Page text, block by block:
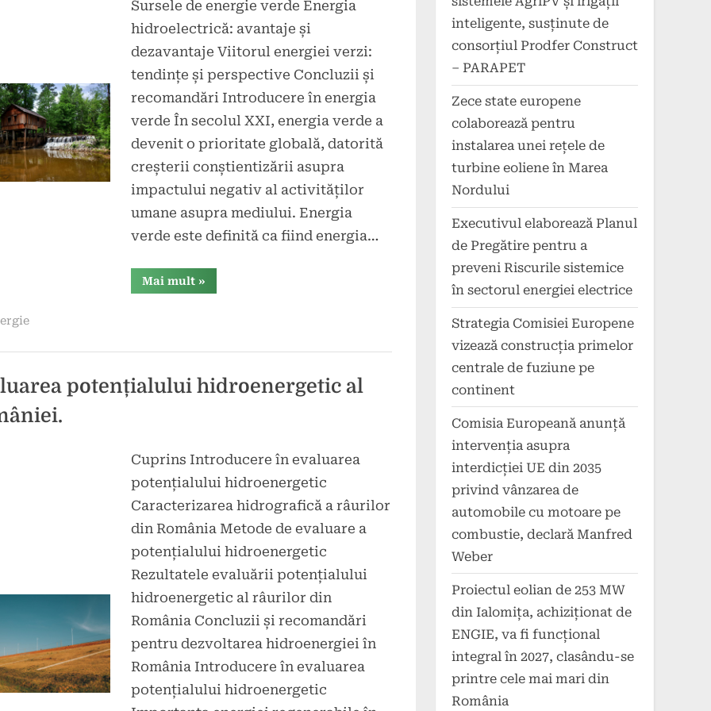
energia
verde
a
zilei
de
Sursele de energie verde Energia
hidroelectrică: avantaje și
dezavantaje Viitorul energiei verzi:
tendințe și perspective Concluzii și
recomandări Introducere în energia
verde În secolul XXI, energia verde a
devenit o prioritate globală, datorită
creșterii conștientizării asupra
impactului negativ al activităților
umane asupra mediului. Energia
verde este definită ca fiind energia…
Mai mult“Viitorul
este
»
potențialului hidroenergetic al
Cuprins Introducere în evaluarea
potențialului hidroenergetic
Caracterizarea hidrografică a râurilor
din România Metode de evaluare a
potențialului hidroenergetic
Rezultatele evaluării potențialului
hidroenergetic al râurilor din
România Concluzii și recomandări
pentru dezvoltarea hidroenergiei în
România Introducere în evaluarea
potențialului hidroenergetic
inteligente, susținute de
consorțiul Prodfer Construct
– PARAPET
Zece state europene
colaborează pentru
instalarea unei rețele de
turbine eoliene în Marea
Nordului
Executivul elaborează Planul
de Pregătire pentru a
preveni Riscurile sistemice
în sectorul energiei electrice
Strategia Comisiei Europene
vizează construcția primelor
centrale de fuziune pe
continent
Comisia Europeană anunță
intervenția asupra
interdicției UE din 2035
privind vânzarea de
automobile cu motoare pe
combustie, declară Manfred
Weber
Proiectul eolian de 253 MW
din Ialomița, achiziționat de
ENGIE, va fi funcțional
integral în 2027, clasându-se
printre cele mai mari din
România